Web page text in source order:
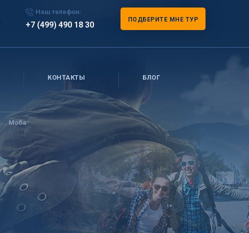
Наш телефон:
+7 (499) 490 18 30
ПОДБЕРИТЕ МНЕ ТУР
КОНТАКТЫ БЛОГ
Моба